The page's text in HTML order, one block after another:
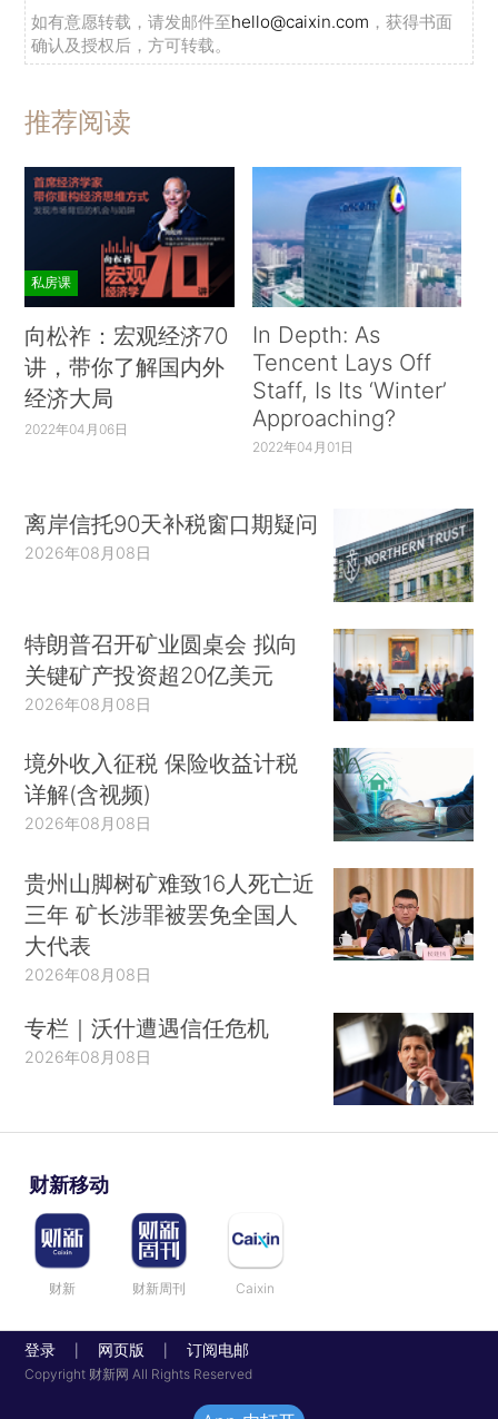
如有意愿转载，请发邮件至hello@caixin.com ，获得书面
确认及授权后，方可转载。
推荐阅读
私房课
向松祚：宏观经济70
讲，带你了解国内外
经济大局
2022年04月06日
In Depth: As
Tencent Lays Off
Staff, Is Its ‘Winter’
Approaching?
2022年04月01日
离岸信托90天补税窗口期疑问
2026年08月08日
特朗普召开矿业圆桌会 拟向
关键矿产投资超20亿美元
2026年08月08日
境外收入征税 保险收益计税
详解(含视频)
2026年08月08日
贵州山脚树矿难致16人死亡近
三年 矿长涉罪被罢免全国人
大代表
2026年08月08日
专栏｜沃什遭遇信任危机
2026年08月08日
财新移动
财新 财新周刊 Caixin
登录 网页版 订阅电邮
Copyright 财新网 All Rights Reserved